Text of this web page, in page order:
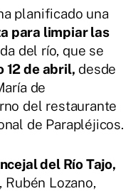
planificado una
para limpiar las
del río, que se
12 de abril, desde
de
del restaurante
de Parapléjicos.
del Río Tajo,
, Rubén Lozano,